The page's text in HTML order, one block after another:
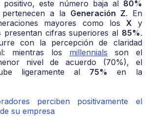
positivo, este número baja al 80%
a la Generación Z. En
mayores como los X y
presentan cifras superiores al 85%.
con la percepción de claridad
mientras los millennials son el
nivel de acuerdo (70%), el
ligeramente al 75%
en la